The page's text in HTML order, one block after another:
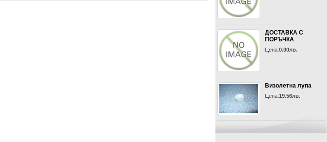
ДОСТАВКА С
ПОРЪЧКА
Цена:0.00лв.
Визолетна лупа
Цена:19.56лв.